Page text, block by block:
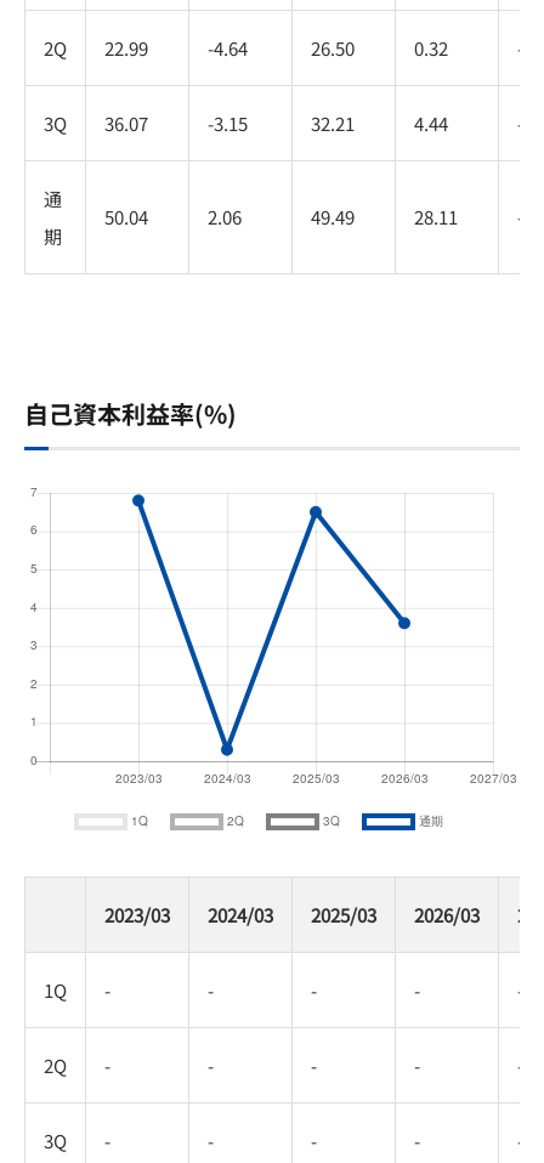
2Q 22.99 -4.64 26.50 0.32 -
3Q 36.07 -3.15 32.21 4.44 -
通
期
50.04 2.06 49.49 28.11 -
自己資本利益率(%)
2023/03 2024/03 2025/03 2026/03
1Q - - - - -
2Q - - - - -
3Q - - - - -